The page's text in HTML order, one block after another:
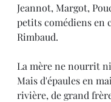
Jeannot, Margot,
petits comédiens en
Rimbaud.
La mère ne nourrit
Mais d'épaules en
rivière, de grand